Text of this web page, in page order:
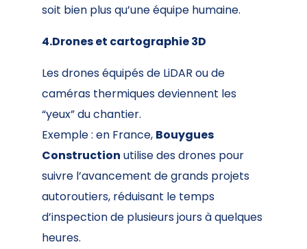
soit bien plus qu’une équipe humaine.
4.Drones et cartographie 3D
Les drones équipés de LiDAR ou de
caméras thermiques deviennent les
“yeux” du chantier.
Exemple : en France, Bouygues
Construction utilise des drones pour
suivre l’avancement de grands projets
autoroutiers, réduisant le temps
d’inspection de plusieurs jours à quelques
heures.